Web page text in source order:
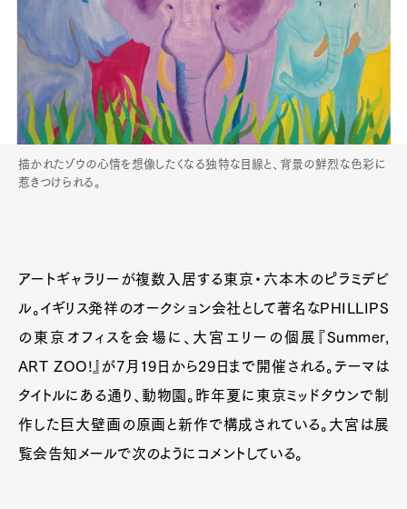
描かれたゾウの心情を想像したくなる独特な目線と、背景の鮮烈な色彩に
惹きつけられる。
アートギャラリーが複数入居する東京・六本木のピラミデビ
ル。イギリス発祥のオークション会社として著名なPHILLIPS
の東京オフィスを会場に、大宮エリーの個展『Summer,
ART ZOO!』が7月19日から29日まで開催される。テーマは
タイトルにある通り、動物園。昨年夏に東京ミッドタウンで制
作した巨大壁画の原画と新作で構成されている。大宮は展
覧会告知メールで次のようにコメントしている。